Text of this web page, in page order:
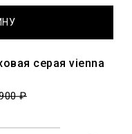
серая vienna
₽